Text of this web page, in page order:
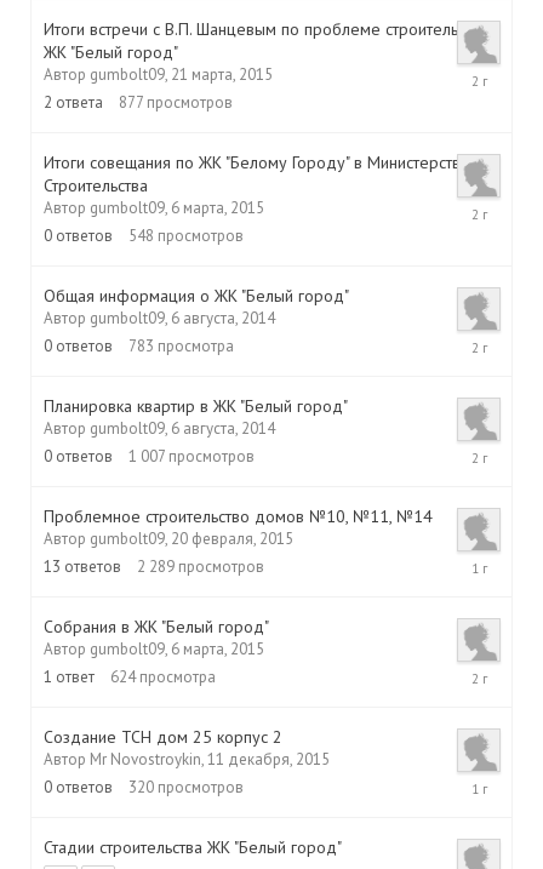
Итоги встречи с В.П. Шанцевым по проблеме строительства
ЖК "Белый город"
Автор gumbolt09, 21 марта, 2015
2 ответа 877 просмотров
Итоги совещания по ЖК "Белому Городу" в Министерстве
Строительства
Автор gumbolt09, 6 марта, 2015
0 ответов 548 просмотров
Общая информация о ЖК "Белый город"
Автор gumbolt09, 6 августа, 2014
0 ответов 783 просмотра
Планировка квартир в ЖК "Белый город"
Автор gumbolt09, 6 августа, 2014
0 ответов 1 007 просмотров
Проблемное строительство домов №10, №11, №14
Автор gumbolt09, 20 февраля, 2015
13 ответов 2 289 просмотров
23
Собрания в ЖК "Белый город"
Автор gumbolt09, 6 марта, 2015
1 ответ 624 просмотра
Создание ТСН дом 25 корпус 2
Автор Mr Novostroykin,11 декабря, 2015
0 ответов 320 просмотров
11
Стадии строительства ЖК "Белый город"